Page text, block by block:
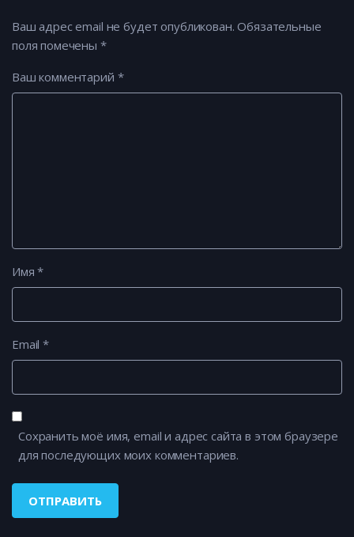
Ваш адрес email не будет опубликован. Обязательные
поля помечены *
Ваш комментарий *
Имя*
Email*
Сохранить моё имя, email и адрес сайта в этом браузере
для последующих моих комментариев.